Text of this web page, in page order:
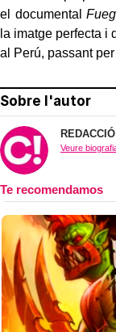
el documental
la imatge perfecta i
al Perú, passant
Sobre l'autor
REDACCIÓ
Veure